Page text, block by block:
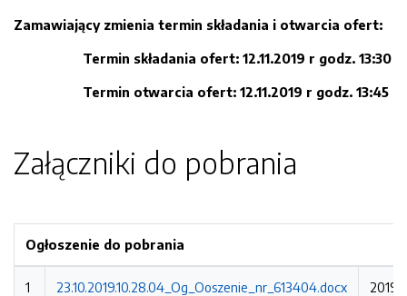
Zamawiający zmienia termin składania i otwarcia ofert:
Termin składania ofert: 12.11.2019 r godz. 13:30
Termin otwarcia ofert: 12.11.2019 r godz. 13:45
Załączniki do pobrania
Ogłoszenie do pobrania
1 23.10.2019.10.28.04_Og_Ooszenie_nr_613404.docx
2019-